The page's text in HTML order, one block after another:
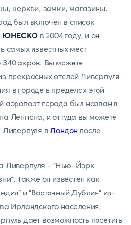
церкви, замки, магазины.
был включен в список
ЮНЕСКО в 2004 году, и он
самых известных мест
акров. Вы можете
прекрасных отелей Ливерпуля
в городе в пределах этой
аэропорт города был назван в
Леннона, и оттуда вы можете
Ливерпуля вЛондон после
Ливерпуля - "Нью-Йорк
Также он известен как
и "Восточный Дублин" из-
Ирландского населения.
дает возможность посетить